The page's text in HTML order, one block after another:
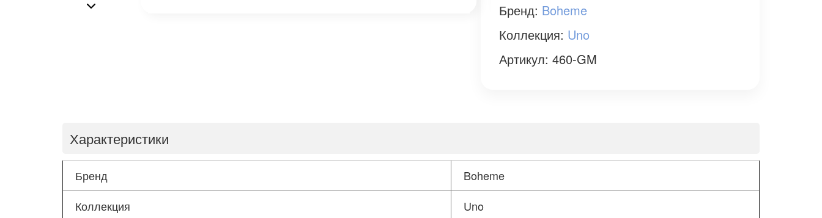
Бренд: Boheme
Коллекция: Uno
Артикул: 460-GM
Характеристики
Бренд
Boheme
Коллекция
Uno